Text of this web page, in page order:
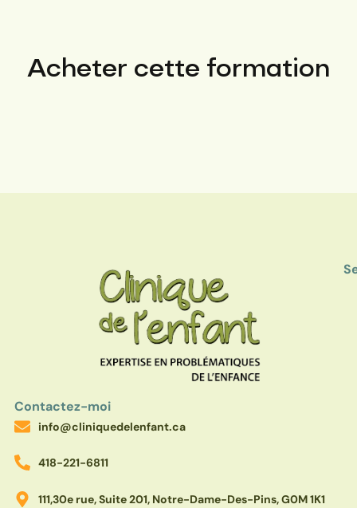
Acheter cette formation
Contactez-moi
info@cliniquedelenfant.ca
418-221-6811
111,30e rue, Suite 201, Notre-Dame-Des-Pins, G0M 1K1